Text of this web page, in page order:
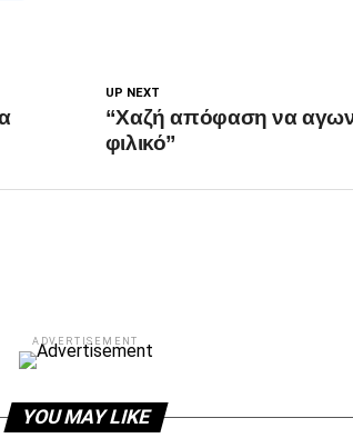
UP NEXT
“Χαζή απόφαση να
φιλικό”
ADVERTISEMENT
YOU MAY LIKE